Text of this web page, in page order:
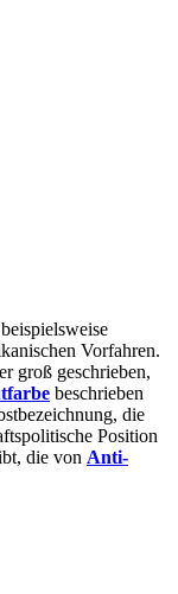
Vorfahren.
groß geschrieben,
beschrieben
die
Position
die von Anti-